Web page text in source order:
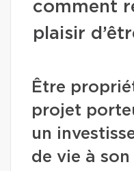
comment
plaisir
Être
projet
un
de vie à